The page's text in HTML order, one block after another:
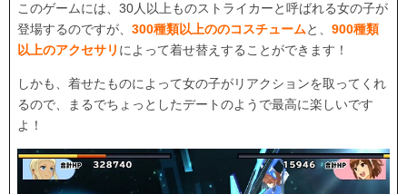
このゲームには、30人以上ものストライカーと呼ばれる女の子が
登場するのですが、 300種類以上ののコスチュームと、 900種類
以上のアクセサリ によって着せ替えすることができます！
しかも、着せたものによって女の子がリアクションを取ってくれ
るので、まるでちょっとしたデートのようで最高に楽しいです
よ！